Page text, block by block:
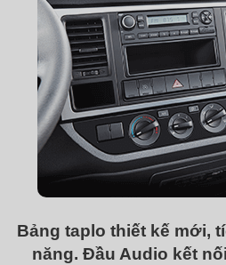
Bảng taplo thiết kế mới,
năng. Đầu Audio kết